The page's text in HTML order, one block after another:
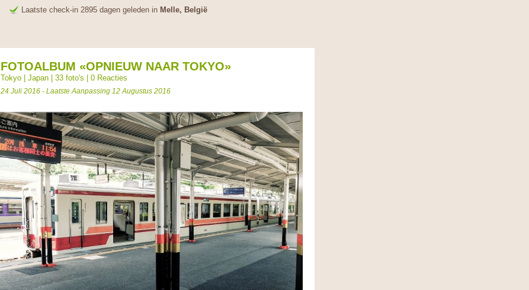
Laatste check-in 2895 dagen geleden in Melle, België
FOTOALBUM «OPNIEUW NAAR TOKYO»
Tokyo Japan | 33 foto's | 0 Reacties
24 Juli 2016 - Laatste Aanpassing 12 Augustus 2016